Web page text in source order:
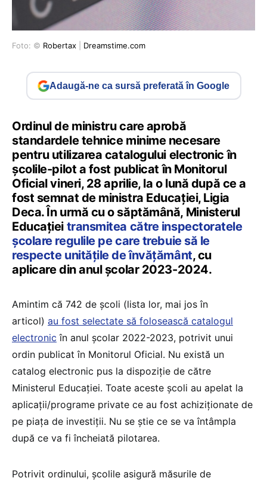
Foto: © Robertax Dreamstime.com
Adaugă-ne ca sursă preferată în Google
Ordinul de ministru care aprobă
standardele tehnice minime necesare
pentru utilizarea catalogului electronic în
școlile-pilot a fost publicat în Monitorul
Oficial vineri, 28 aprilie, la o lună după ce a
fost semnat de ministra Educației, Ligia
Deca. În urmă cu o săptămână, Ministerul
Educației transmitea către inspectoratele
școlare regulile pe care trebuie să le
respecte unitățile de învățământ, cu
aplicare din anul școlar 2023-2024.
Amintim că 742 de școli (lista lor, mai jos în
articol) au fost selectate să folosească catalogul
electronic în anul școlar 2022-2023, potrivit unui
ordin publicat în Monitorul Oficial. Nu există un
catalog electronic pus la dispoziție de către
Ministerul Educației. Toate aceste școli au apelat la
aplicații/programe private ce au fost achiziționate de
pe piața de investiții. Nu se știe ce se va întâmpla
după ce va fi încheiată pilotarea.
Potrivit ordinului, școlile asigură măsurile de